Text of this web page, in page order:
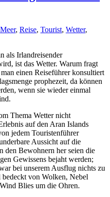
Meer, Reise, Tourist, Wetter,
als Irlandreisender
ist das Wetter. Warum fragt
einen Reiseführer konsultiert
prophezeit, da können
wenn sie wieder einmal
Thema Wetter nicht
auf den Aran Islands
jedem Touristenführer
Aussicht auf die
den Bewohnern her seien die
Gewissens bejaht werden;
bei unserem Ausflug nichts zu
von Wolken, Nebel
Blies um die Ohren.